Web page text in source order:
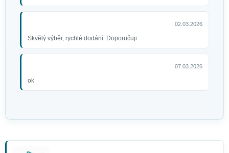
02.03.2026
Skvělý výběr, rychlé dodání. Doporučuji
07.03.2026
ok